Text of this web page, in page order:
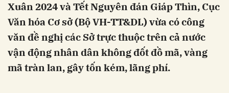
Xuân 2024 và Tết Nguyên đán Giáp Thìn, Cục
Văn hóa Cơ sở (Bộ VH-TT&DL) vừa có công
văn đề nghị các Sở trực thuộc trên cả nước
vận động nhân dân không đốt đồ mã, vàng
mã tràn lan, gây tốn kém, lãng phí.